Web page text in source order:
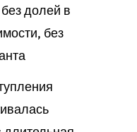
долей в
без